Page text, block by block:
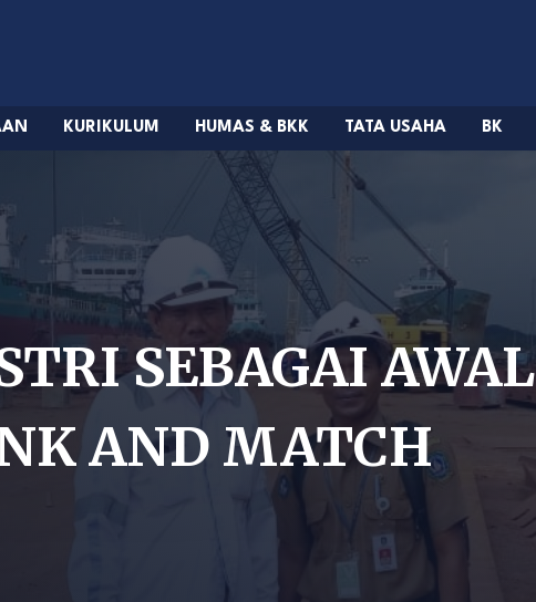
KURIKULUM HUMAS & BKK TATA USAHA BK
SEBAGAI AWAL
AND MATCH